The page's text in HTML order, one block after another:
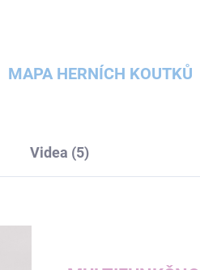
MAPA HERNÍCH KOUTKŮ
Videa (5)